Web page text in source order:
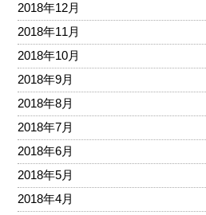
2018年12月
2018年11月
2018年10月
2018年9月
2018年8月
2018年7月
2018年6月
2018年5月
2018年4月